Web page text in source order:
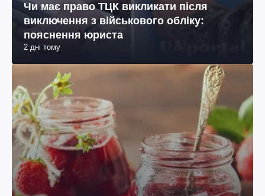
Чи має право ТЦК викликати після
виключення з військового обліку:
пояснення юриста
2 дні тому